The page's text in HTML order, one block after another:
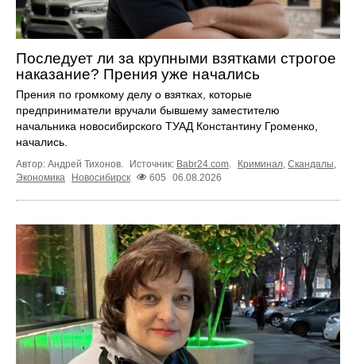
Последует ли за крупными взятками строгое
наказание? Прения уже начались
Прения по громкому делу о взятках, которые
предприниматели вручали бывшему заместителю
начальника новосибирского ТУАД Константину Громенко,
начались.
Автор: Андрей Тихонов. Источник: Babr24.com Криминал Скандалы
Экономика
Новосибирск 605 06.08.2026